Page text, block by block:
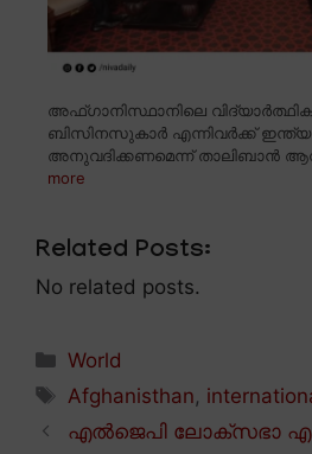
അഫ്ഗാനിസ്ഥാനിലെ
ബിസിനസുകാർ എന്നിവർക്ക്
അനുവദിക്കണമെന്ന് താലിബാൻ
more
Related Posts:
No related posts.
Categories
World
Tags
Afghanisthan,
എൽജെപി ലോക്സഭാ